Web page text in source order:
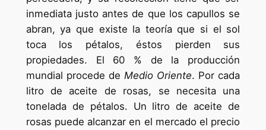
inmediata justo antes de que los capullos se
abran, ya que existe la teoría que si el sol
toca los pétalos, éstos pierden sus
propiedades. El 60 % de la producción
mundial procede de Medio Oriente. Por cada
litro de aceite de rosas, se necesita una
tonelada de pétalos. Un litro de aceite de
rosas puede alcanzar en el mercado el precio